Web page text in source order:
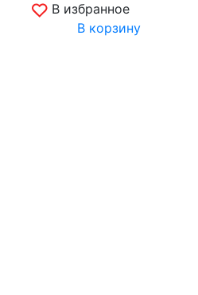
В избранное
В корзину